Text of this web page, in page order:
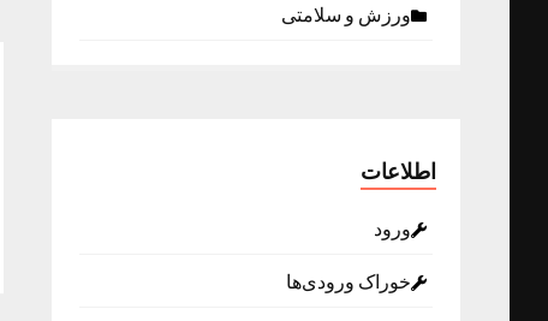
ورزش و سلامتی
اطلاعات
ورود
خوراک ورودی‌ها